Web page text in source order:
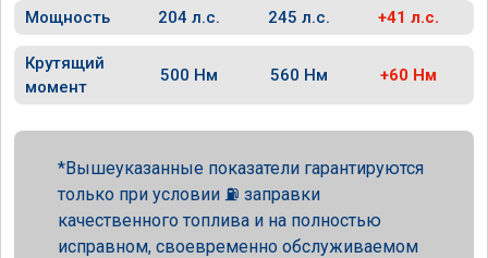
Мощность 204 л.с. 245 л.с. +41 л.с.
Крутящий
момент
500 Нм 560 Нм +60 Нм
Вышеуказанные показатели гарантируются
только при условии ⛽ заправки
качественного топлива и на полностью
исправном, своевременно обслуживаемом